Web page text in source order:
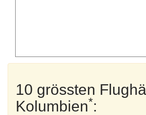
10 grössten
Kolumbien*: